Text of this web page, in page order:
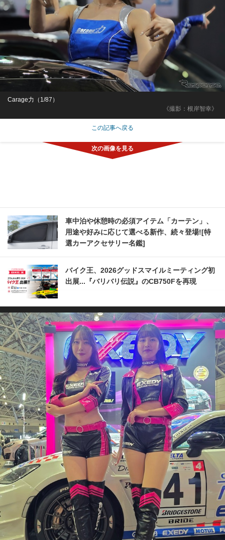
《撮影：根岸智幸》
Carage力（1/87）
この記事へ戻る
車中泊や休憩時の必須アイテム「カーテン」、
用途や好みに応じて選べる新作、続々登場![特
選カーアクセサリー名鑑]
バイク王、2026グッドスマイルミーティング初
出展...『バリバリ伝説』のCB750Fを再現